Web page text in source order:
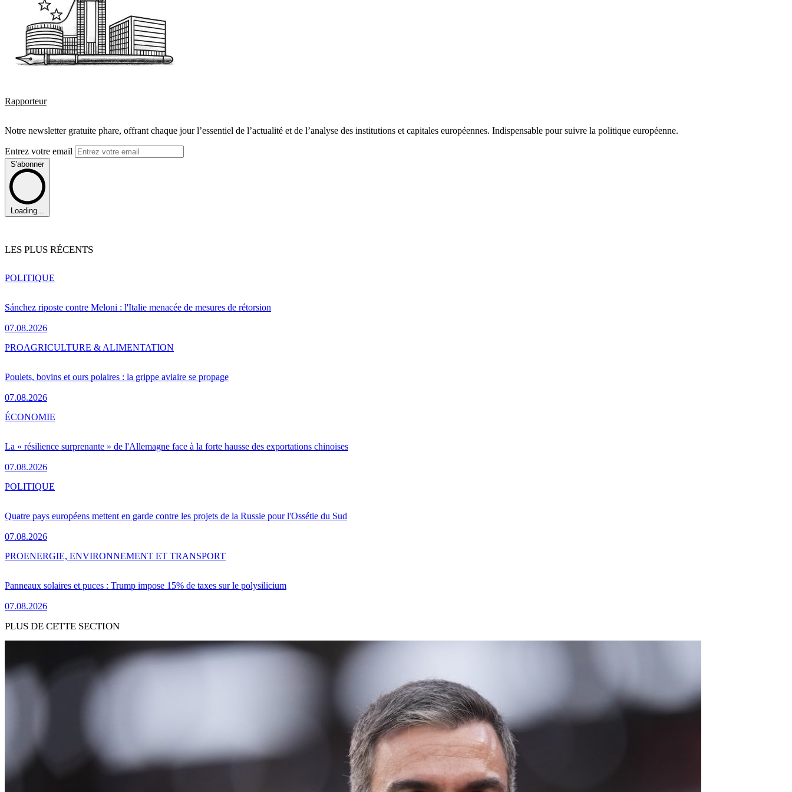
Rapporteur
Notre newsletter gratuite phare, offrant chaque jour l’essentiel de l’actualité et de l’analyse des institutions et capitales européennes. Indispensable pour suivre la politique européenne.
Entrez votre email
S'abonner
Loading...
LES PLUS RÉCENTS
Sánchez riposte contre Meloni : l'Italie menacée de mesures de rétorsion
07.08.2026
POLITIQUE
Poulets, bovins et ours polaires : la grippe aviaire se propage
07.08.2026
PROAGRICULTURE & ALIMENTATION
La « résilience surprenante » de l'Allemagne face à la forte hausse des exportations chinoises
07.08.2026
ÉCONOMIE
Quatre pays européens mettent en garde contre les projets de la Russie pour l'Ossétie du Sud
07.08.2026
POLITIQUE
Panneaux solaires et puces : Trump impose 15% de taxes sur le polysilicium
07.08.2026
PROENERGIE, ENVIRONNEMENT ET TRANSPORT
PLUS DE CETTE SECTION